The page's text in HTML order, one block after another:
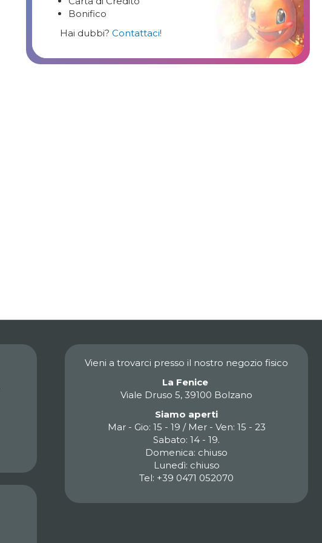
Bonifico
Hai dubbi?Contattaci!
Vieni a trovarci presso il nostro negozio fisico
La Fenice
Viale Druso 5, 39100 Bolzano
Siamo aperti
Mar - Gio: 15 - 19 / Mer - Ven: 15 - 23
Sabato: 14 - 19.
Domenica: chiuso
Lunedì: chiuso
Tel: +39 0471 052070